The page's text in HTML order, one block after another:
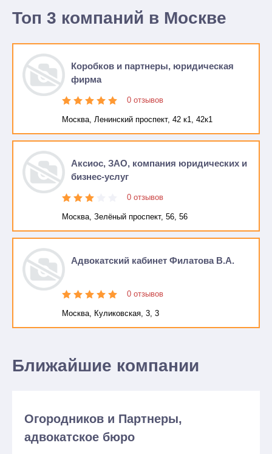
Топ 3 компаний в Москве
Коробков и партнеры, юридическая
фирма
0 отзывов
Москва, Ленинский проспект, 42 к1, 42к1
Аксиос, ЗАО, компания юридических и
бизнес-услуг
0 отзывов
Москва, Зелёный проспект, 56, 56
Адвокатский кабинет Филатова В.А.
0 отзывов
Москва, Куликовская, 3, 3
Ближайшие компании
Огородников и Партнеры,
адвокатское бюро